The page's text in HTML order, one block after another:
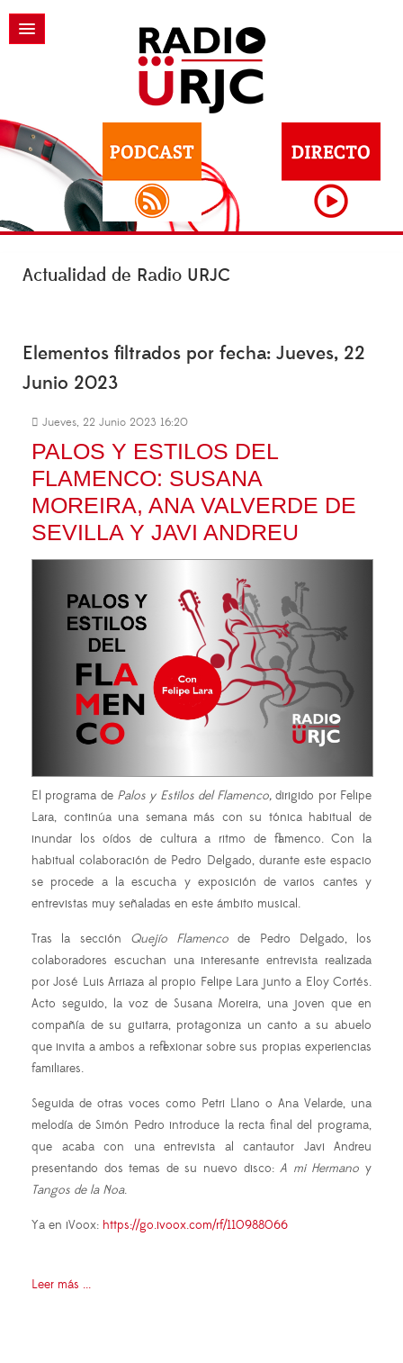
Actualidad de Radio URJC
Elementos filtrados por fecha: Jueves, 22
Junio 2023
Jueves, 22 Junio 2023 16:20
PALOS Y ESTILOS DEL
FLAMENCO: SUSANA
MOREIRA, ANA VALVERDE DE
SEVILLA Y JAVI ANDREU
El programa de Palos y Estilos del Flamenco, dirigido por Felipe
Lara, continúa una semana más con su tónica habitual de
inundar los oídos de cultura a ritmo de flamenco. Con la
habitual colaboración de Pedro Delgado, durante este espacio
se procede a la escucha y exposición de varios cantes y
entrevistas muy señaladas en este ámbito musical.
Tras la sección Quejío Flamenco de Pedro Delgado, los
colaboradores escuchan una interesante entrevista realizada
por José Luis Arriaza al propio Felipe Lara junto a Eloy Cortés.
Acto seguido, la voz de Susana Moreira, una joven que en
compañía de su guitarra, protagoniza un canto a su abuelo
que invita a ambos a reflexionar sobre sus propias experiencias
familiares.
Seguida de otras voces como Petri Llano o Ana Velarde, una
melodía de Simón Pedro introduce la recta final del programa,
que acaba con una entrevista al cantautor Javi Andreu
presentando dos temas de su nuevo disco:A mi Hermano y
Tangos de la Noa.
Ya en iVoox: https://go.ivoox.com/rf/110988066
Leer más ...